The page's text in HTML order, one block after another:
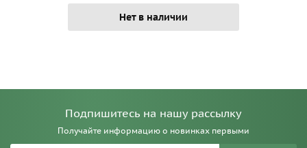
Нет в наличии
Подпишитесь на нашу рассылку
Получайте информацию о новинках первыми